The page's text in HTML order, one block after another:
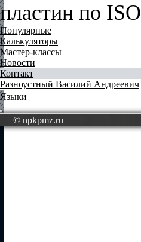
пластин по ISO
Популярные
Калькуляторы
Мастер-классы
Новости
Контакт
Разноустный Василий Андреевич
Языки
© npkpmz.ru